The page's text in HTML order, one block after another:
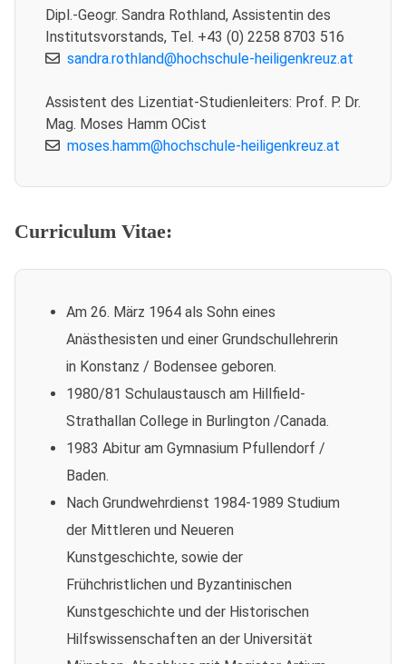
Dipl.-Geogr. Sandra Rothland, Assistentin des
Institutsvorstands, Tel. +43 (0) 2258 8703 516
sandra.rothland@hochschule-heiligenkreuz.at
Assistent des Lizentiat-Studienleiters: Prof. P. Dr.
Mag. Moses Hamm OCist
moses.hamm@hochschule-heiligenkreuz.at
Curriculum Vitae:
Am 26. März 1964 als Sohn eines
Anästhesisten und einer Grundschullehrerin
in Konstanz / Bodensee geboren.
1980/81 Schulaustausch am Hillfield-
Strathallan College in Burlington /Canada.
1983 Abitur am Gymnasium Pfullendorf /
Baden.
Nach Grundwehrdienst 1984-1989 Studium
der Mittleren und Neueren
Kunstgeschichte, sowie der
Frühchristlichen und Byzantinischen
Kunstgeschichte und der Historischen
Hilfswissenschaften an der Universität